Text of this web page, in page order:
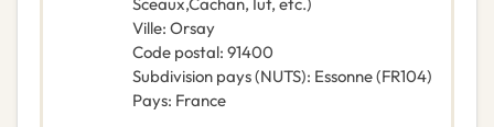
Ville: Orsay
Code postal: 91400
Subdivision pays (NUTS): Essonne(FR104)
Pays: France